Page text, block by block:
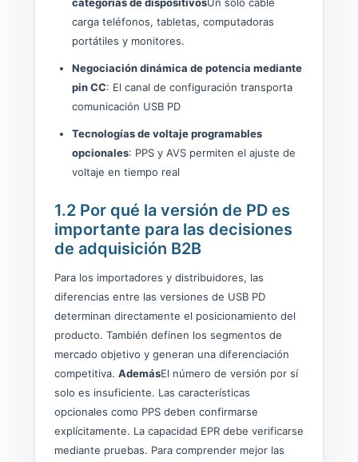
carga teléfonos, tabletas, computadoras
portátiles y monitores.
Negociación dinámica de potencia mediante
pin CC: El canal de configuración transporta
comunicación USB PD
Tecnologías de voltaje programables
opcionales: PPS y AVS permiten el ajuste de
voltaje en tiempo real
1.2 Por qué la versión de PD es
importante para las decisiones
de adquisición B2B
Para los importadores y distribuidores, las
diferencias entre las versiones de USB PD
determinan directamente el posicionamiento del
producto. También definen los segmentos de
mercado objetivo y generan una diferenciación
competitiva. AdemásEl número de versión por sí
solo es insuficiente. Las características
opcionales como PPS deben confirmarse
explícitamente. La capacidad EPR debe verificarse
mediante pruebas. Para comprender mejor las